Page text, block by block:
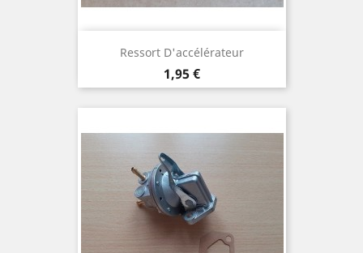
Ressort D'accélérateur
Prix
1,95 €